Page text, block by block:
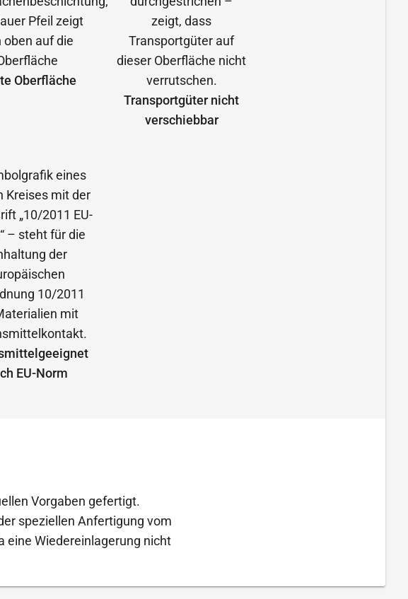
Oberfläche
Transportgüter nicht
verschiebbar
EU-Norm
Vorgaben gefertigt.
speziellen Anfertigung vom
eine Wiedereinlagerung nicht